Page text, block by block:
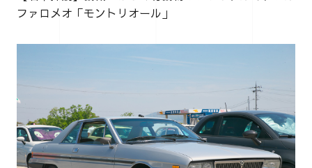
ファロメオ「モントリオール」